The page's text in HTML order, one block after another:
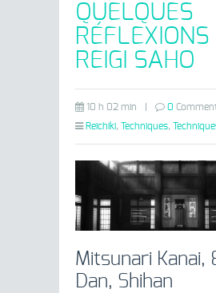
QUELQUES
RÉFLEXIONS
REIGI SAHO
10 h 02 min 0
Reichiki, Techniques,
Mitsunari Kanai,
Dan, Shihan